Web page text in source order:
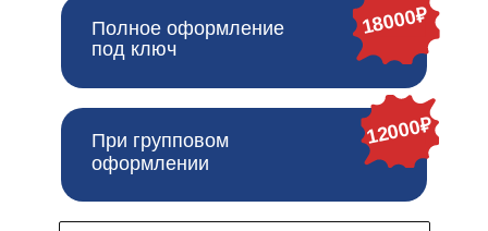
Полное оформление
под ключ
18000₽
При групповом
оформлении
12000₽